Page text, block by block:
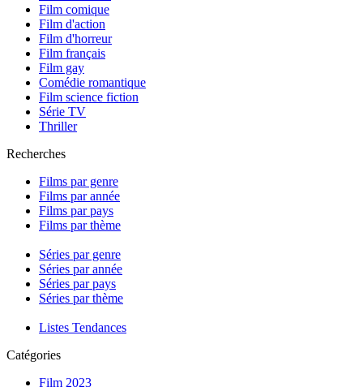
Film comique
Film d'action
Film d'horreur
Film français
Film gay
Comédie romantique
Film science fiction
Série TV
Thriller
Recherches
Films par genre
Films par année
Films par pays
Films par thème
Séries par genre
Séries par année
Séries par pays
Séries par thème
Listes Tendances
Catégories
Film 2023